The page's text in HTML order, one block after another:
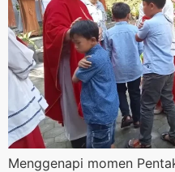
Menggenapi momen